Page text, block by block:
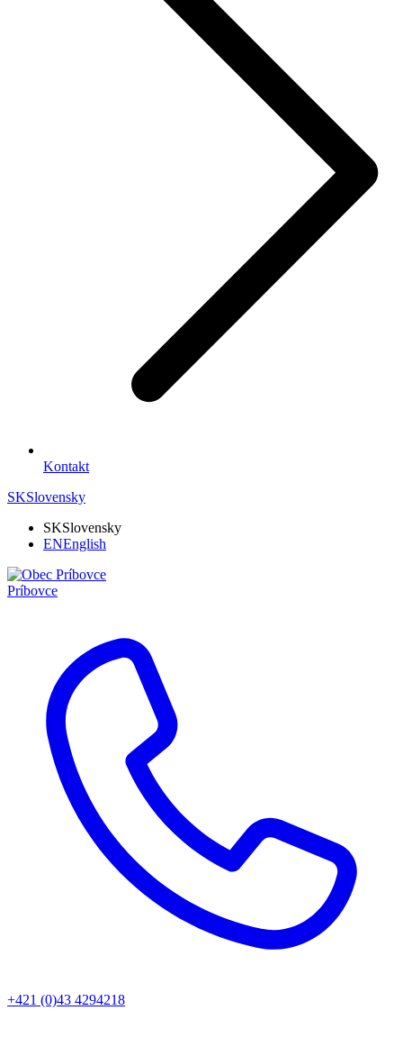
Kontakt
SKSlovensky
SKSlovensky
ENEnglish
Príbovce
+421 (0)43 4294218